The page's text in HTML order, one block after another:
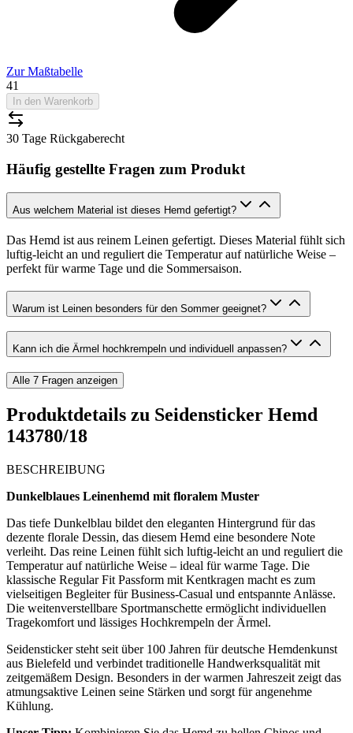
Zur Maßtabelle
41
In den Warenkorb
30 Tage Rückgaberecht
Häufig gestellte Fragen zum Produkt
Aus welchem Material ist dieses Hemd gefertigt?
Das Hemd ist aus reinem Leinen gefertigt. Dieses Material fühlt sich
luftig-leicht an und reguliert die Temperatur auf natürliche Weise –
perfekt für warme Tage und die Sommersaison.
Warum ist Leinen besonders für den Sommer geeignet?
Kann ich die Ärmel hochkrempeln und individuell anpassen?
Alle 7 Fragen anzeigen
Produktdetails zu Seidensticker Hemd
143780/18
BESCHREIBUNG
Dunkelblaues Leinenhemd mit floralem Muster
Das tiefe Dunkelblau bildet den eleganten Hintergrund für das
dezente florale Dessin, das diesem Hemd eine besondere Note
verleiht. Das reine Leinen fühlt sich luftig-leicht an und reguliert die
Temperatur auf natürliche Weise – ideal für warme Tage. Die
klassische Regular Fit Passform mit Kentkragen macht es zum
vielseitigen Begleiter für Business-Casual und entspannte Anlässe.
Die weitenverstellbare Sportmanschette ermöglicht individuellen
Tragekomfort und lässiges Hochkrempeln der Ärmel.
Seidensticker steht seit über 100 Jahren für deutsche Hemdenkunst
aus Bielefeld und verbindet traditionelle Handwerksqualität mit
zeitgemäßem Design. Besonders in der warmen Jahreszeit zeigt das
atmungsaktive Leinen seine Stärken und sorgt für angenehme
Kühlung.